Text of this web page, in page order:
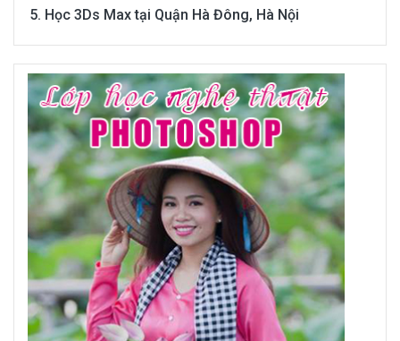
Học 3Ds Max tại Quận Hà Đông, Hà Nội